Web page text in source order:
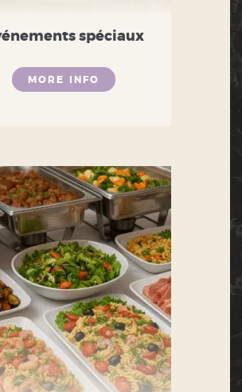
spéciaux
MORE INFO